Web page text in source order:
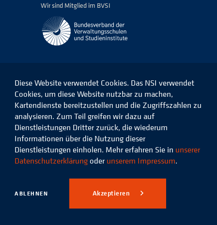
Wir sind Mitglied im BVSI
Das
NSI
Facebook
Das
NSI
auf
LinkedIn
Das
NSI
auf
Instagram
Das
Xing
© 2026 Niedersächsisches
Studieninstitut für kommunale
Verwaltung e.V.
Datenschutz Impressum
Diese Website verwendet Cookies. Das NSI verwendet
Cookies, um diese Website nutzbar zu machen,
Kartendienste bereitzustellen und die Zugriffszahlen zu
analysieren. Zum Teil greifen wir dazu auf
Dienstleistungen Dritter zurück, die wiederum
Informationen über die Nutzung dieser
Dienstleistungen einholen. Mehr erfahren Sie in unserer
Datenschutzerklärung oder unserem Impressum.
ABLEHNEN Akzeptieren